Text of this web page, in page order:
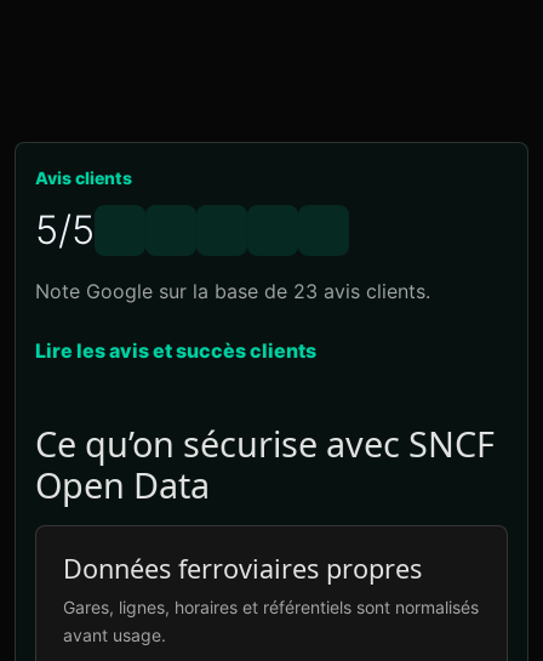
Avis clients
5/5
Note Google sur la base de 23 avis clients.
Lire les avis et succès clients
Ce qu’on sécurise avec SNCF
Open Data
Données ferroviaires propres
Gares, lignes, horaires et référentiels sont normalisés
avant usage.